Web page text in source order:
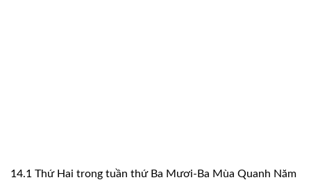
14.1 Thứ Hai trong tuần thứ Ba Mươi-Ba Mùa Quanh Năm